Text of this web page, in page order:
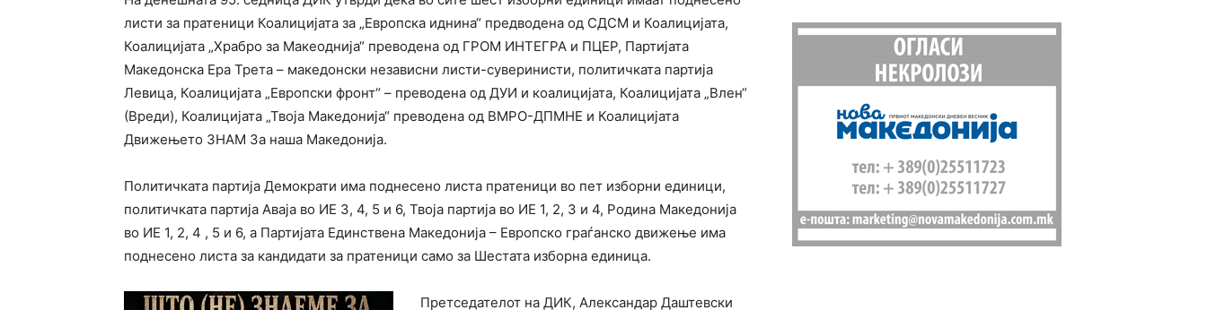
листи за пратеници Коалицијата за „Европска иднина“ предводена од СДСМ и Коалицијата,
Коалицијата „Храбро за Макеоднија“ преводена од ГРОМ ИНТЕГРА и ПЦЕР, Партијата
Македонска Ера Трета – македонски независни листи-суверинисти, политичката партија
Левица, Коалицијата „Европски фронт“ – преводена од ДУИ и коалицијата, Коалицијата „Влен“
(Вреди), Коалицијата „Твоја Македонија“ преводена од ВМРО-ДПМНЕ и Коалицијата
Движењето ЗНАМ За наша Македонија.
Политичката партија Демократи има поднесено листа пратеници во пет изборни единици,
политичката партија Аваја во ИЕ 3, 4, 5 и 6, Твоја партија во ИЕ 1, 2, 3 и 4, Родина Македонија
во ИЕ 1, 2, 4 , 5 и 6, а Партијата Единствена Македонија – Европско граѓанско движење има
поднесено листа за кандидати за пратеници само за Шестата изборна единица.
Претседателот на ДИК, Александар Даштевски